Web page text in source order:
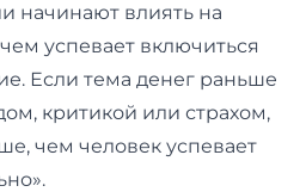
начинают влиять на
успевает включиться
Если тема денег раньше
критикой или страхом,
чем человек успевает